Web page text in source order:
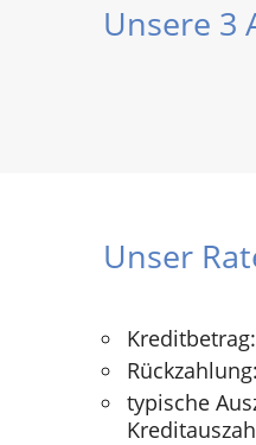
Unsere 3
Unser
typische